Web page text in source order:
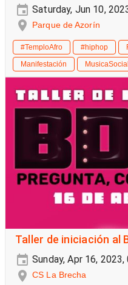
Saturday, Jun 10,
Parque de Azorín
#TemploAfro #hiphop
Manifestación
MusicaSocial
Taller de iniciación al
Sunday, Apr 16, 2023,
CS La Brecha